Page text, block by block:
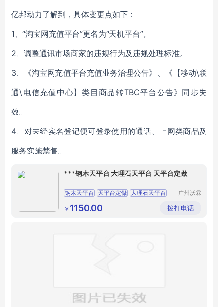
亿邦动力了解到，具体变更点如下：
1、“淘宝网充值平台”更名为“天机平台”。
2、调整通讯市场商家的违规行为及违规处理标准。
3、《淘宝网充值平台充值业务治理公告》、《【移动\联
通\电信充值中心】类目商品转TBC平台公告》同步失
效。
4、对未经实名登记便可登录使用的通话、上网类商品及
服务实施禁售。
***钢木天平台 大理石天平台 天平台定做
钢木天平台 天平台定做 大理石天平台
广州沃霖
备有限公
司
￥ 1150.00 拨打电话